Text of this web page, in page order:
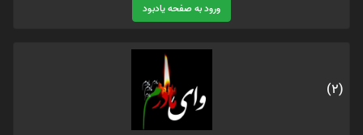
ورود به صفحه یادبود
(2)